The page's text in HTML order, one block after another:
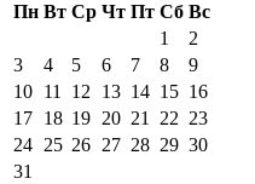
Пн Вт Ср Чт Пт Сб Вс
1
2
3
4 5 6 7 8
9
10 11 12 13 14 15 16
17 18 19 20 21 22 23
24 25 26 27 28 29 30
31